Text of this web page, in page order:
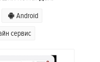
Android
сервис